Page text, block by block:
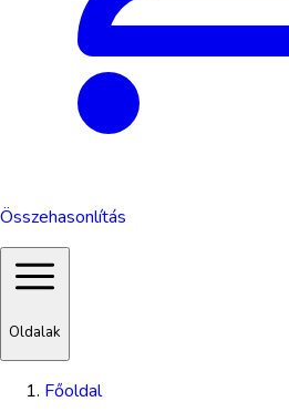
Összehasonlítás
Oldalak
Főoldal